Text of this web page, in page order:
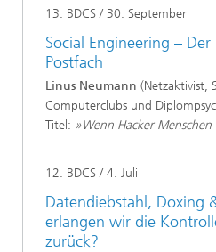
13. BDCS / 30. September
Social Engineering –
Postfach
Linus Neumann (Netzaktivist,
Computerclubs und
Titel: »Wenn Hacker
12. BDCS / 4. Juli
Datendiebstahl, Doxing
erlangen wir die
zurück?